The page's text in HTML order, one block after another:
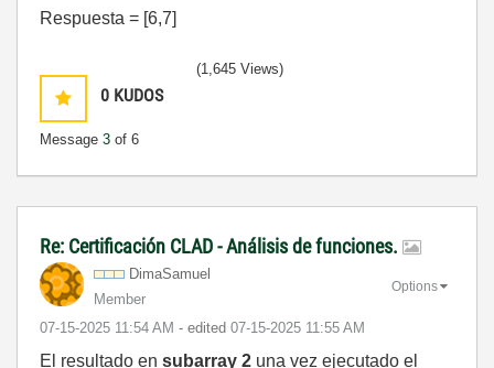
Respuesta = [6,7]
0 KUDOS
Message 3 of 6
(1,645 Views)
Re: Certificación CLAD - Análisis de funciones.
DimaSamuel
Member
‎07-15-2025 11:54 AM - edited ‎07-15-2025 11:55 AM
Options
El resultado en subarray 2 una vez ejecutado el